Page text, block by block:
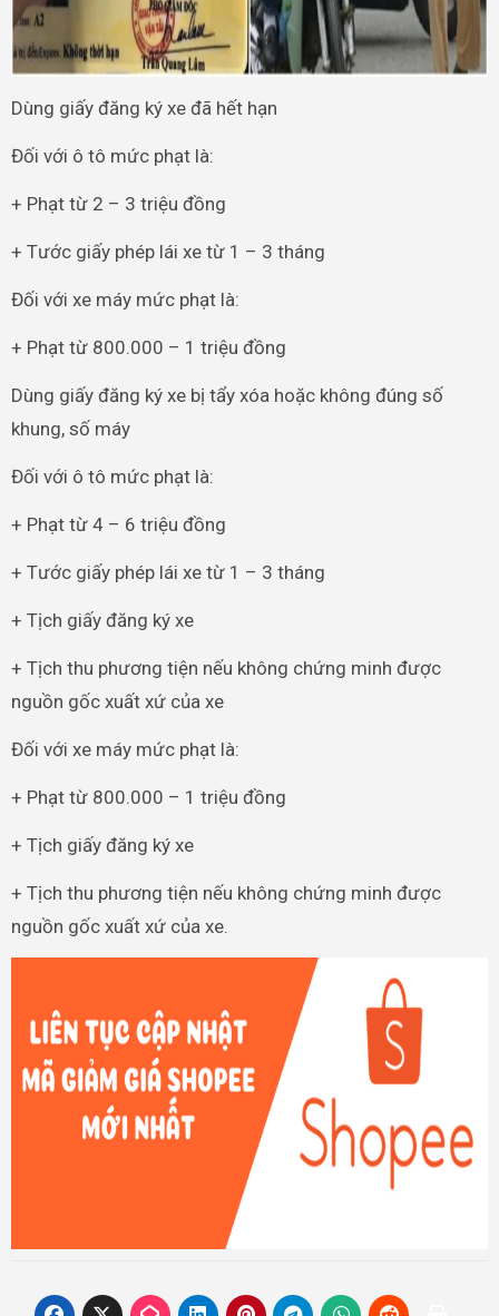
Dùng giấy đăng ký xe đã hết hạn
Đối với ô tô mức phạt là:
+ Phạt từ 2 – 3 triệu đồng
+ Tước giấy phép lái xe từ 1 – 3 tháng
Đối với xe máy mức phạt là:
+ Phạt từ 800.000 – 1 triệu đồng
Dùng giấy đăng ký xe bị tẩy xóa hoặc không đúng số
khung, số máy
Đối với ô tô mức phạt là:
+ Phạt từ 4 – 6 triệu đồng
+ Tước giấy phép lái xe từ 1 – 3 tháng
+ Tịch giấy đăng ký xe
+ Tịch thu phương tiện nếu không chứng minh được
nguồn gốc xuất xứ của xe
Đối với xe máy mức phạt là:
+ Phạt từ 800.000 – 1 triệu đồng
+ Tịch giấy đăng ký xe
+ Tịch thu phương tiện nếu không chứng minh được
nguồn gốc xuất xứ của xe.